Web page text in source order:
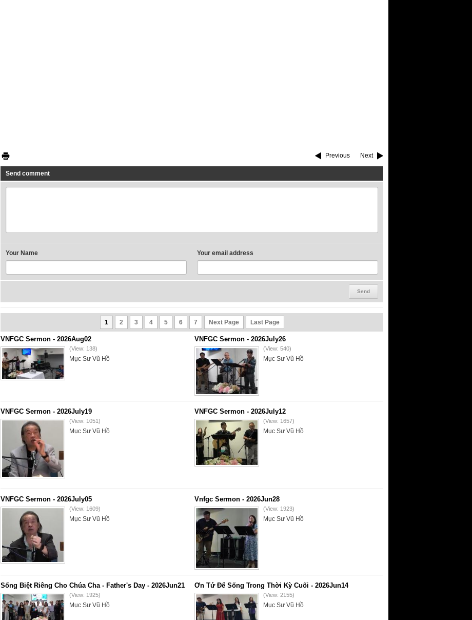
Previous Next
Send comment
Your Name Your email address
1 2 3 4 5 6 7 Next Page Last Page
VNFGC Sermon - 2026Aug02
(View: 138)
Mục Sư Vũ Hồ
VNFGC Sermon - 2026July26
(View: 540)
Mục Sư Vũ Hồ
VNFGC Sermon - 2026July19
(View: 1051)
Mục Sư Vũ Hồ
VNFGC Sermon - 2026July12
(View: 1657)
Mục Sư Vũ Hồ
VNFGC Sermon - 2026July05
(View: 1609)
Mục Sư Vũ Hồ
Vnfgc Sermon - 2026Jun28
(View: 1923)
Mục Sư Vũ Hồ
Sống Biệt Riêng Cho Chúa Cha - Father's Day - 2026Jun21
(View: 1925)
Mục Sư Vũ Hồ
Ơn Tứ Để Sống Trong Thời Kỳ Cuối - 2026Jun14
(View: 2155)
Mục Sư Vũ Hồ